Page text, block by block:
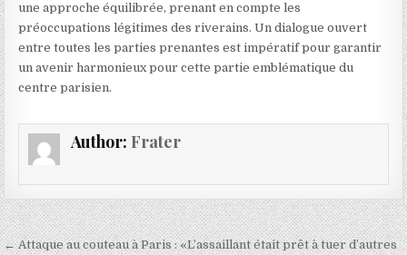
une approche équilibrée, prenant en compte les
préoccupations légitimes des riverains. Un dialogue ouvert
entre toutes les parties prenantes est impératif pour garantir
un avenir harmonieux pour cette partie emblématique du
centre parisien.
Author: Frater
Navigation
← Attaque au couteau à Paris : «L’assaillant était prêt à tuer d’autres